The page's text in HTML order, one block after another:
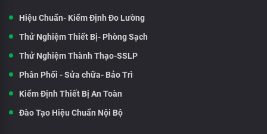
Hiệu Chuẩn- Kiểm Định Đo Lường
Thử Nghiệm Thiết Bị- Phòng Sạch
Thử Nghiệm Thành Thạo-SSLP
Phân Phối - Sửa chữa- Bảo Trì
Kiểm Định Thiết Bị An Toàn
Đào Tạo Hiệu Chuẩn Nội Bộ